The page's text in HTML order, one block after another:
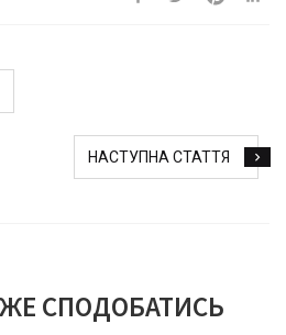
НАСТУПНА СТАТТЯ
СПОДОБАТИСЬ